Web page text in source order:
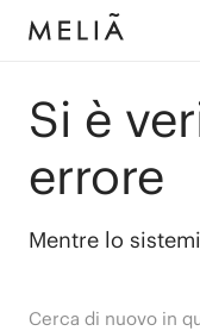
Si è
errore
Mentre lo
Cerca di nuovo in